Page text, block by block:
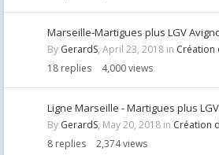
Marseille-Martigues plus LGV
By GerardS, April 23, 2018 in Création
18 replies 4,000views
Ligne Marseille - Martigues plus
By GerardS, May 20, 2018 in Création
8 replies 2,374views